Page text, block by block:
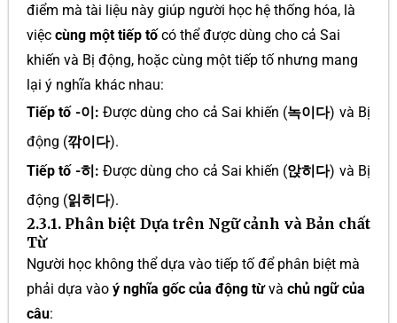
điểm mà tài liệu này giúp người học hệ thống hóa, là
việc cùng một tiếp tốcó thể được dùng cho cả Sai
khiến và Bị động, hoặc cùng một tiếp tố nhưng mang
lại ý nghĩa khác nhau:
Tiếp tố -이: Được dùng cho cả Sai khiến (녹이다) và Bị
động (깎이다).
Tiếp tố -히: Được dùng cho cả Sai khiến (앉히다) và Bị
động (읽히다).
2.3.1. Phân biệt Dựa trên Ngữ cảnh và Bản chất
Từ
Người học không thể dựa vào tiếp tố để phân biệt mà
phải dựa vào ý nghĩa gốc của động từvà chủ ngữ của
câu: